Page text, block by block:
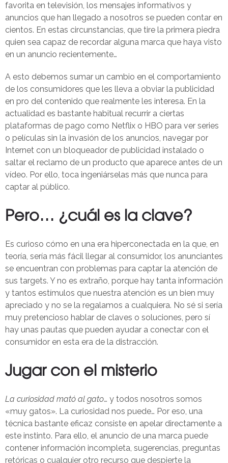
favorita en televisión, los mensajes informativos y
anuncios que han llegado a nosotros se pueden contar en
cientos. En estas circunstancias, que tire la primera piedra
quien sea capaz de recordar alguna marca que haya visto
en un anuncio recientemente…
A esto debemos sumar un cambio en el comportamiento
de los consumidores que les lleva a obviar la publicidad
en pro del contenido que realmente les interesa. En la
actualidad es bastante habitual recurrir a ciertas
plataformas de pago como Netflix o HBO para ver series
o películas sin la invasión de los anuncios, navegar por
Internet con un bloqueador de publicidad instalado o
saltar el reclamo de un producto que aparece antes de un
vídeo. Por ello, toca ingeniárselas más que nunca para
captar al público.
Pero… ¿cuál es la clave?
Es curioso cómo en una era hiperconectada en la que, en
teoría, sería más fácil llegar al consumidor, los anunciantes
se encuentran con problemas para captar la atención de
sus targets. Y no es extraño, porque hay tanta información
y tantos estímulos que nuestra atención es un bien muy
apreciado y no se la regalamos a cualquiera. No sé si sería
muy pretencioso hablar de claves o soluciones, pero sí
hay unas pautas que pueden ayudar a conectar con el
consumidor en esta era de la distracción.
Jugar con el misterio
La curiosidad mató al gato… y todos nosotros somos
«muy gatos». La curiosidad nos puede… Por eso, una
técnica bastante eficaz consiste en apelar directamente a
este instinto. Para ello, el anuncio de una marca puede
contener información incompleta, sugerencias, preguntas
retóricas o cualquier otro recurso que despierte la